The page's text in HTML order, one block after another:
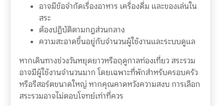
อาจมีข้อจำกัดเรื่องอาหาร เครื่องดื่ม และของเล่นใน
สระ
ต้องปฏิบัติตามกฎส่วนกลาง
ความสะอาดขึ้นอยู่กับจำนวนผู้ใช้งานและระบบดูแล
หากเดินทางช่วงวันหยุดยาวหรือฤดูกาลท่องเที่ยว สระรวม
อาจมีผู้ใช้งานจำนวนมาก โดยเฉพาะที่พักสำหรับครอบครัว
หรือรีสอร์ตขนาดใหญ่ หากคุณคาดหวังความสงบ การเลือก
สระรวมอาจไม่ตอบโจทย์เท่าที่ควร